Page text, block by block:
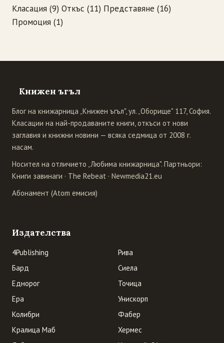
Класация (9) Откъс (11) Представяне (16)
Промоция (1)
Книжен ъгъл
Блог на книжарница „Книжен ъгъл", ул. „Оборище" 117, София.
Класации на най-продаваните книги, откъси от нови
заглавия и книжни новини — всяка седмица от 2008 г.
насам.
Носител на отличието „Любима книжарница". Партньори:
Книги завинаги · The Rebeat · Newmedia21.eu
Абонамент (Atom емисия)
Издателства
4Publishing
Бард
Еднорог
Ера
Колибри
Кралица Маб
Рива
Сиела
Точица
Унискорп
Фабер
Хермес